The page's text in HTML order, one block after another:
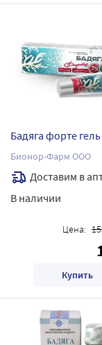
Бадяга форте
Бионор-Фарм ООО
Доставим в
В наличии
Цена:
Купить